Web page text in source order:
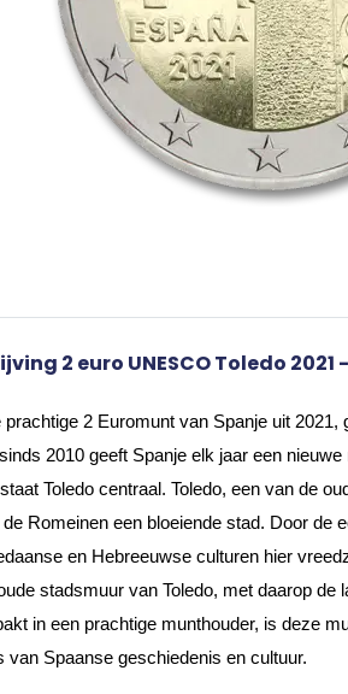
2 euro UNESCO Toledo 2021
prachtige 2 Euromunt van Spanje uit 2021,
2010 geeft Spanje elk jaar een
Toledo centraal. Toledo, een van de
Romeinen een bloeiende stad. Door de
en Hebreeuwse culturen hier
stadsmuur van Toledo, met daarop de
in een prachtige munthouder, is deze
van Spaanse geschiedenis en cultuur.